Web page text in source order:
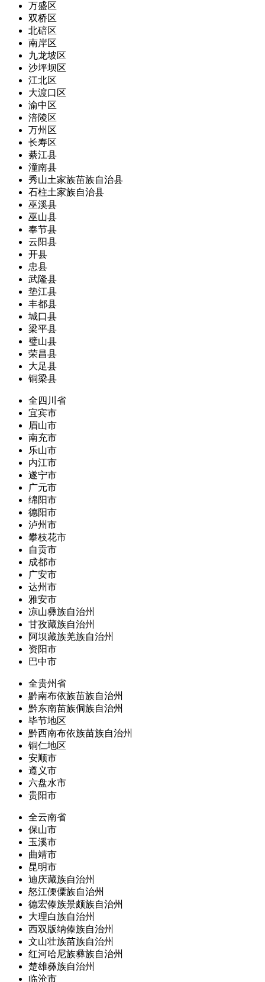
万盛区
双桥区
北碚区
南岸区
九龙坡区
沙坪坝区
江北区
大渡口区
渝中区
涪陵区
万州区
长寿区
綦江县
潼南县
秀山土家族苗族自治县
石柱土家族自治县
巫溪县
巫山县
奉节县
云阳县
开县
忠县
武隆县
垫江县
丰都县
城口县
梁平县
璧山县
荣昌县
大足县
铜梁县
全四川省
宜宾市
眉山市
南充市
乐山市
内江市
遂宁市
广元市
绵阳市
德阳市
泸州市
攀枝花市
自贡市
成都市
广安市
达州市
雅安市
凉山彝族自治州
甘孜藏族自治州
阿坝藏族羌族自治州
资阳市
巴中市
全贵州省
黔南布依族苗族自治州
黔东南苗族侗族自治州
毕节地区
黔西南布依族苗族自治州
铜仁地区
安顺市
遵义市
六盘水市
贵阳市
全云南省
保山市
玉溪市
曲靖市
昆明市
迪庆藏族自治州
怒江傈僳族自治州
德宏傣族景颇族自治州
大理白族自治州
西双版纳傣族自治州
文山壮族苗族自治州
红河哈尼族彝族自治州
楚雄彝族自治州
临沧市